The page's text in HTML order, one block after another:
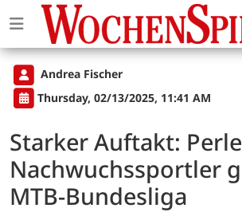
Andrea Fischer
Thursday, 02/13/2025, 11:41 AM
Starker Auftakt:
Nachwuchssportler
MTB-Bundesliga